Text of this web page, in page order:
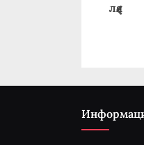
P
:
prev